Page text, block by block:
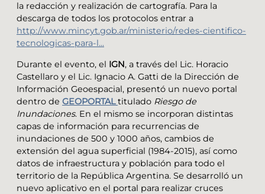
la redacción y realización de cartografía. Para la
descarga de todos los protocolos entrar a
http://www.mincyt.gob.ar/ministerio/redes-cientifico-
tecnologicas-para-l...
Durante el evento, el IGN, a través del Lic. Horacio
Castellaro y el Lic. Ignacio A. Gatti de la Dirección de
Información Geoespacial, presentó un nuevo portal
dentro de GEOPORTALtitulado Riesgo de
Inundaciones. En el mismo se incorporan distintas
capas de información para recurrencias de
inundaciones de 500 y 1000 años, cambios de
extensión del agua superficial (1984-2015), así como
datos de infraestructura y población para todo el
territorio de la República Argentina. Se desarrolló un
nuevo aplicativo en el portal para realizar cruces